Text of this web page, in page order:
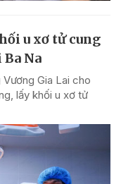
u xơ tử cung
Na
Gia Lai cho
lấy khối u xơ tử